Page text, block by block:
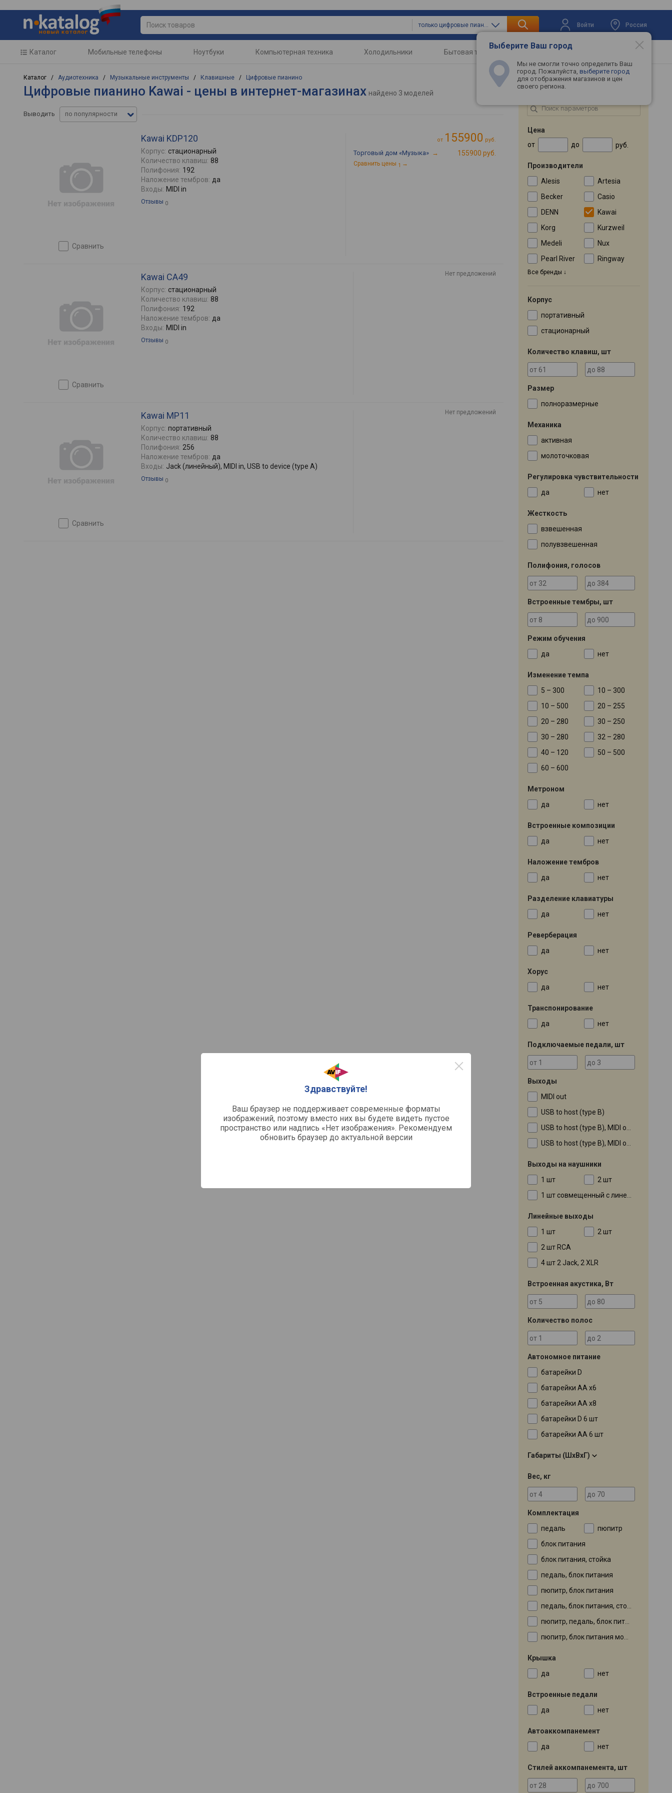
только цифровые пианино Войти Россия
Выберите Ваш город
Мы не смогли точно определить Ваш
город. Пожалуйста, выберите город
для отображения магазинов и цен
своего региона.
Здравствуйте!
Ваш браузер не поддерживает современные форматы
изображений, поэтому вместо них вы будете видеть пустое
пространство или надпись «Нет изображения». Рекомендуем
обновить браузер до актуальной версии
Каталог Мобильные телефоны Ноутбуки Компьютерная техника Холодильники Бытовая техника Телевизоры
Каталог / Аудиотехника / Музыкальные инструменты / Клавишные / Цифровые пианино
Цифровые пианино Kawai - цены в интернет-магазинах найдено 3 моделей
Выводить по популярности
сравнить
Kawai KDP120
Корпус: стационарный
Количество клавиш: 88
Полифония: 192
Наложение тембров: да
Входы: MIDI in
Отзывы 0
от 155900 руб.
Торговый дом «Музыка» → 155900 руб.
Сравнить цены 1 →
сравнить
Kawai CA49
Корпус: стационарный
Количество клавиш: 88
Полифония: 192
Наложение тембров: да
Входы: MIDI in
Отзывы 0
Нет предложений
сравнить
Kawai MP11
Корпус: портативный
Количество клавиш: 88
Полифония: 256
Наложение тембров: да
Входы: Jack (линейный), MIDI in, USB to device (type A)
Отзывы 0
Нет предложений
ПОДБОР ПО ПАРАМЕТРАМ
Цена
от
до руб.
Производители
Alesis
Artesia
Becker
Casio
DENN
Kawai
Korg
Kurzweil
Medeli
Nux
Pearl River
Ringway
Все бренды
Корпус
портативный
стационарный
Количество клавиш, шт
Размер
полноразмерные
Механика
активная
молоточковая
Регулировка чувствительности
да
нет
Жесткость
взвешенная
полувзвешенная
Полифония, голосов
Встроенные тембры, шт
Режим обучения
да
нет
Изменение темпа
5 – 300
10 – 300
10 – 500
20 – 255
20 – 280
30 – 250
30 – 280
32 – 280
40 – 120
50 – 500
60 – 600
Метроном
да
нет
Встроенные композиции
да
нет
Наложение тембров
да
нет
Разделение клавиатуры
да
нет
Реверберация
да
нет
Хорус
да
нет
Транспонирование
да
нет
Подключаемые педали, шт
Выходы
MIDI out
USB to host (type B)
USB to host (type B), MIDI out
USB to host (type B), MIDI out, MIDI thru
Выходы на наушники
1 шт
2 шт
1 шт совмещенный с линейным
Линейные выходы
1 шт
2 шт
2 шт RCA
4 шт 2 Jack, 2 XLR
Встроенная акустика, Вт
Количество полос
Автономное питание
батарейки D
батарейки AA x6
батарейки AA x8
батарейки D 6 шт
батарейки AA 6 шт
Габариты (ШхВхГ)
Вес, кг
Комплектация
педаль
пюпитр
блок питания
блок питания, стойка
педаль, блок питания
пюпитр, блок питания
педаль, блок питания, стойка
пюпитр, педаль, блок питания
пюпитр, блок питания может не поставляться
Крышка
да
нет
Встроенные педали
да
нет
Автоаккомпанемент
да
нет
Стилей аккомпанемента, шт